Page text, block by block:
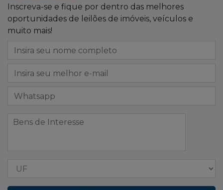
Inscreva-se e fique por dentro das melhores
oportunidades de leilões de imóveis, veículos e
muito mais!